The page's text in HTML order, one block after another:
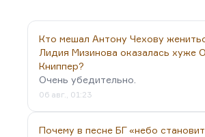
Я знал его как очень сильного
замечательно писал,…
Кто мешал Антону Чехову
Лидия Мизинова оказалась хуже
Книппер?
Очень убедительно.
06 авг., 01:23
Почему в песне БГ «небо